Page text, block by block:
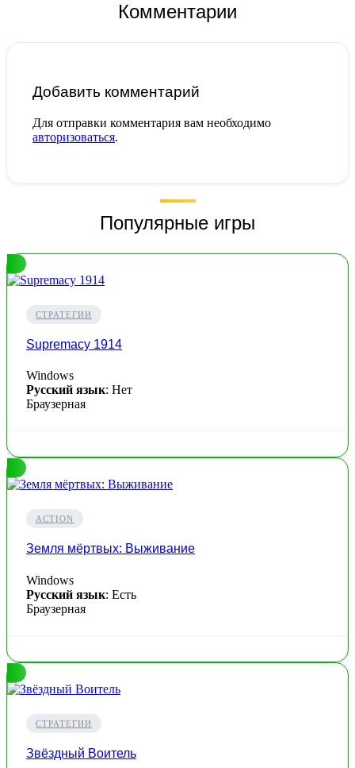
Комментарии
Добавить комментарий
Для отправки комментария вам необходимо
авторизоваться.
Популярные игры
СТРАТЕГИИ
Supremacy 1914
Windows
Русский язык: Нет
Браузерная
ACTION
Земля мёртвых: Выживание
Windows
Русский язык: Есть
Браузерная
СТРАТЕГИИ
Звёздный Воитель